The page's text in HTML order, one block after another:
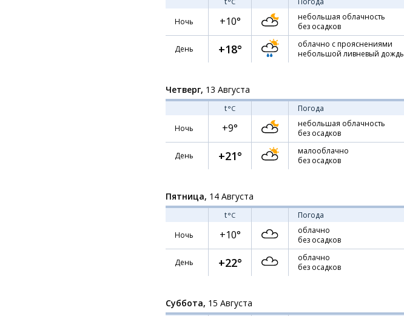
Ночь
+10°
небольшая облачность
без осадков
День +18°
облачно с прояснениями
небольшой ливневый дождь
Четверг, 13 Августа
t°C Погода
Ночь
+9°
небольшая облачность
без осадков
День +21°
малооблачно
без осадков
Пятница, 14 Августа
t°C Погода
Ночь
+10°
облачно
без осадков
День +22°
облачно
без осадков
Суббота, 15 Августа